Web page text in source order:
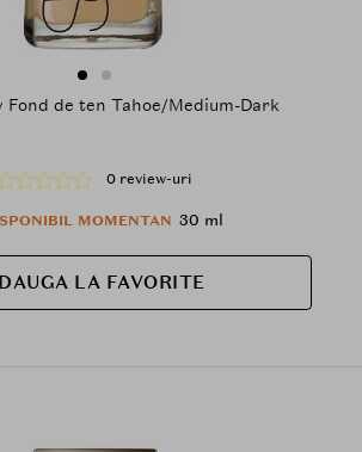
Fond de ten Tahoe/Medium-Dark
0 review-uri
MOMENTAN 30 ml
LA FAVORITE